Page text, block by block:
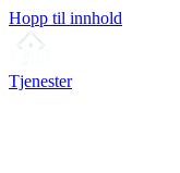
Hopp til innhold
Tjenester